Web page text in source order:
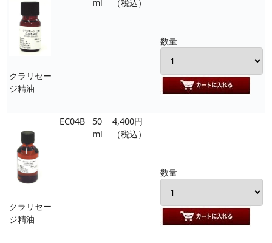
クラリセー
ジ精油
ml （税込）
数量
クラリセー
ジ精油
EC04B
50
ml
4,400円
（税込）
数量